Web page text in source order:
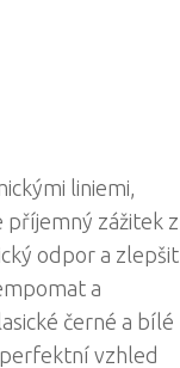
liniemi,
příjemný zážitek z
odpor a zlepšit
a
černé a bílé
perfektní vzhled